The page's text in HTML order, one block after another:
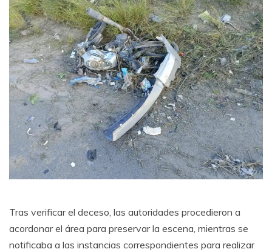
Tras verificar el deceso, las autoridades procedieron a
acordonar el área para preservar la escena, mientras se
notificaba a las instancias correspondientes para realizar